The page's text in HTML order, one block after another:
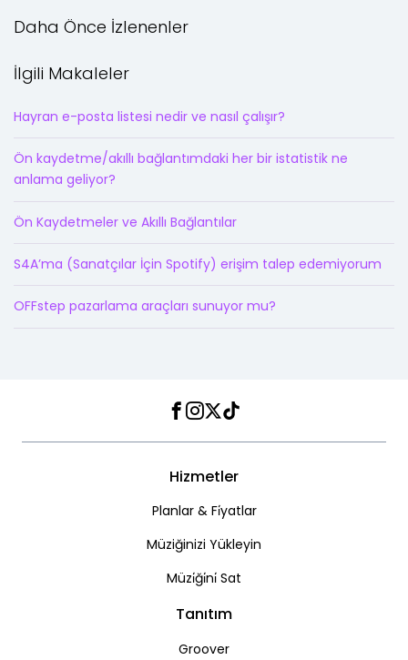
Daha Önce İzlenenler
İlgili Makaleler
Hayran e-posta listesi nedir ve nasıl çalışır?
Ön kaydetme/akıllı bağlantımdaki her bir istatistik ne
anlama geliyor?
Ön Kaydetmeler ve Akıllı Bağlantılar
S4A’ma (Sanatçılar İçin Spotify) erişim talep edemiyorum
OFFstep pazarlama araçları sunuyor mu?
Facebook
Instagram
Twitter
TikTok
Hizmetler
Planlar & Fi̇yatlar
Müziğinizi Yükleyin
Müzi̇ği̇ni̇ Sat
Tanıtım
Groover